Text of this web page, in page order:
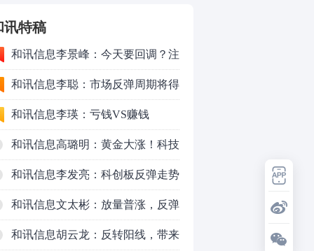
讯特稿
和讯信息李景峰：今天要回调？注
意这个信号！
和讯信息李聪：市场反弹周期将得
以延长
和讯信息李瑛：亏钱VS赚钱
和讯信息高璐明：黄金大涨！科技
下跌！注意今天这么走！
和讯信息李发亮：科创板反弹走势
表现亮眼
和讯信息文太彬：放量普涨，反弹
空间及应对策略？
和讯信息胡云龙：反转阳线，带来